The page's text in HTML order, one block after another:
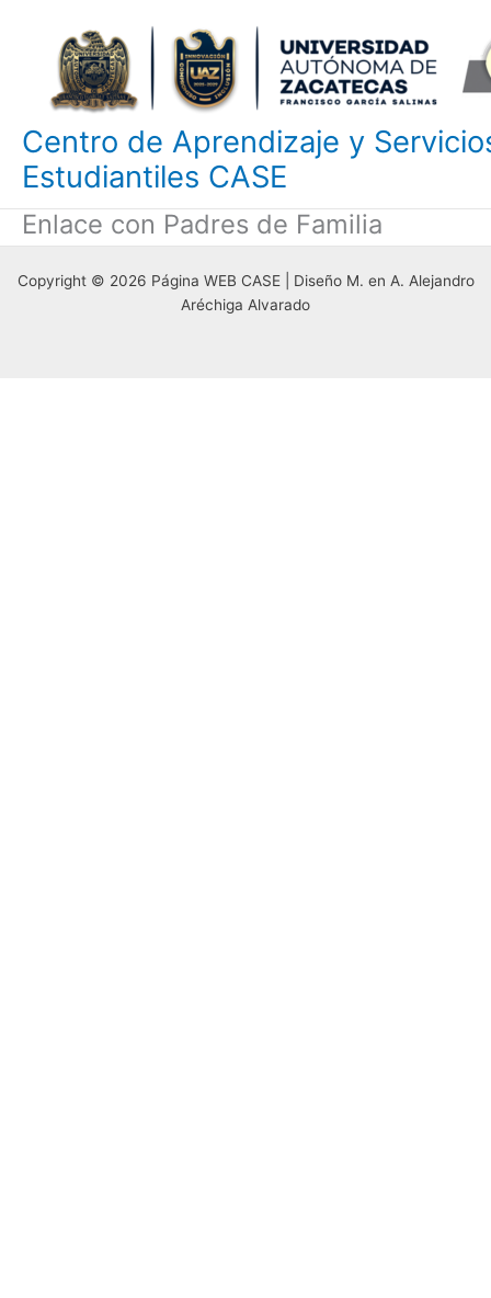
contenido
Centro de Aprendizaje y
Estudiantiles CASE
Enlace con Padres de Familia
Copyright © 2026 Página WEB CASE | Diseño M. en A. Alejandro
Aréchiga Alvarado